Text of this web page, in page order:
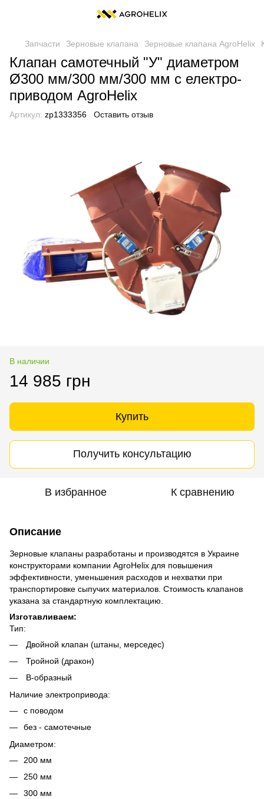
Запчасти Зерновые клапана Зерновые клапана AgroHelix
Клапан самотечный "У" диаметром
Ø300 мм/300 мм/300 мм с електро-
приводом AgroHelix
Артикул: zp1333356 Оставить отзыв
В наличии
14 985 грн
Купить
Получить консультацию
В избранное К сравнению
Описание
Зерновые клапаны разработаны и производятся в Украине
конструкторами компании AgroHelix для повышения
эффективности, уменьшения расходов и нехватки при
транспортировке сыпучих материалов. Стоимость клапанов
указана за стандартную комплектацию.
Изготавливаем:
Тип:
Двойной клапан (штаны, мерседес)
Тройной (дракон)
В-образный
Наличие электропривода:
с поводом
без - самотечные
Диаметром:
200 мм
250 мм
300 мм